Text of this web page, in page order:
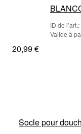
ID de
Valide à
20,99 €
Socle pour